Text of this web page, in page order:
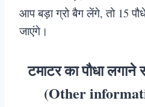
आप बड़ा ग्रो बैग लेंगे, तो 15
जाएंगे।
टमाटर का पौधा लगाने
(Other